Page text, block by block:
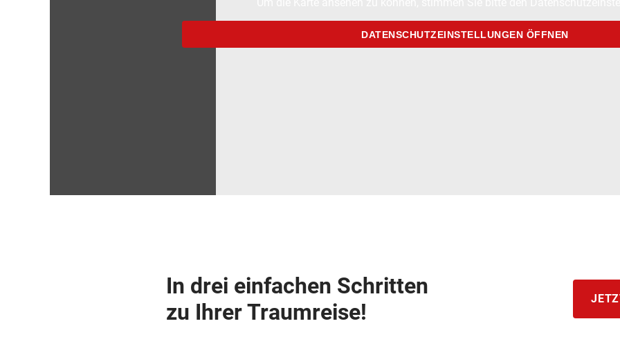
DATENSCHUTZEINSTELLUNGEN ÖFFNEN
In drei einfachen Schritten
zu Ihrer Traumreise!